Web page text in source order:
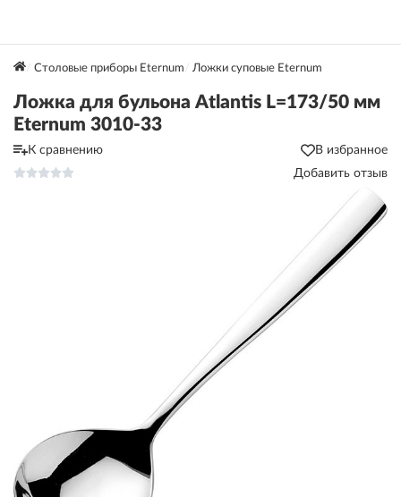
Столовые приборы Eternum Ложки суповые Eternum
Ложка для бульона Atlantis L=173/50 мм
Eternum 3010-33
К сравнению
В избранное
Добавить отзыв